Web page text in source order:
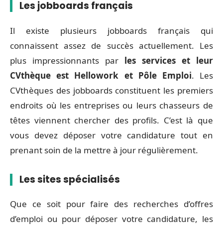
Les jobboards français
Il existe plusieurs jobboards français qui
connaissent assez de succès actuellement. Les
plus impressionnants par les services et leur
CVthèque est Hellowork et Pôle Emploi. Les
CVthèques des jobboards constituent les premiers
endroits où les entreprises ou leurs chasseurs de
têtes viennent chercher des profils. C’est là que
vous devez déposer votre candidature tout en
prenant soin de la mettre à jour régulièrement.
Les sites spécialisés
Que ce soit pour faire des recherches d’offres
d’emploi ou pour déposer votre candidature, les